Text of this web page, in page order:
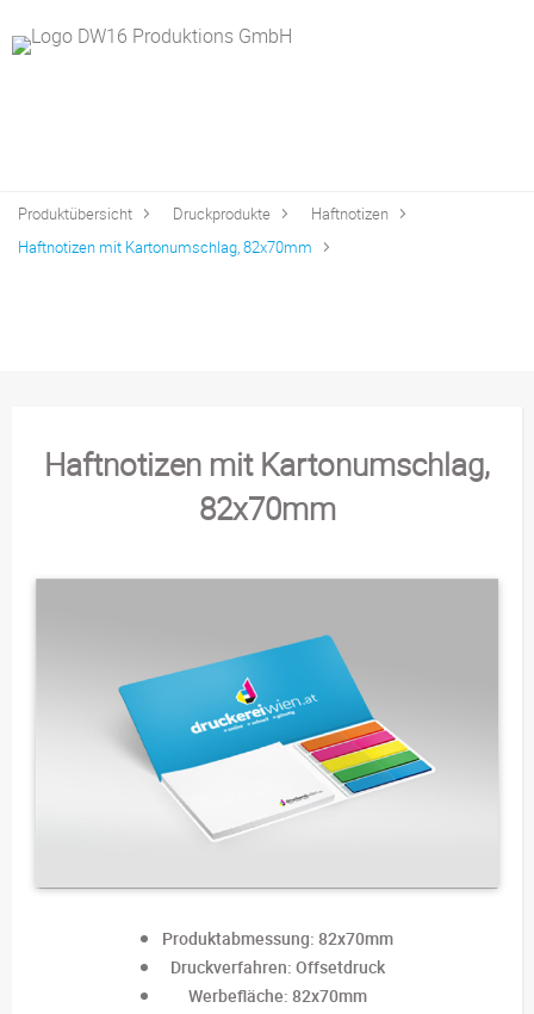
Produktübersicht Druckprodukte
Haftnotizen
Haftnotizen mit Kartonumschlag, 82x70mm
Haftnotizen mit Kartonumschlag,
82x70mm
Produktabmessung: 82x70mm
Druckverfahren: Offsetdruck
Werbefläche: 82x70mm